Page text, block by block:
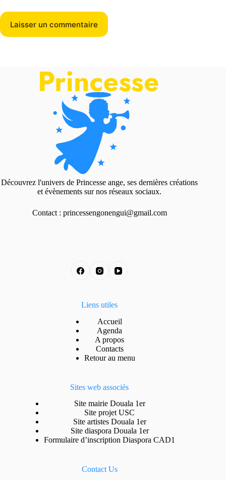
Laisser un commentaire
Découvrez l'univers de Princesse ange, ses dernières créations
et évènements sur nos réseaux sociaux.
Contact : princessengonengui@gmail.com
Liens utiles
Accueil
Agenda
A propos
Contacts
Retour au menu
Sites web associés
Site mairie Douala 1er
Site projet USC
Site artistes Douala 1er
Site diaspora Douala 1er
Formulaire d’inscription Diaspora CAD1
Contact Us